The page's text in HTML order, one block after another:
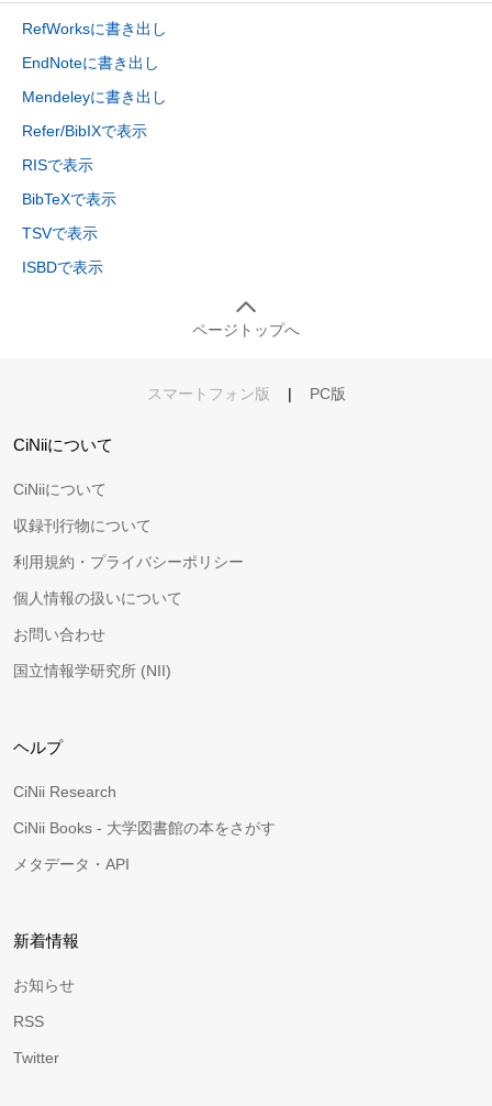
RefWorksに書き出し
EndNoteに書き出し
Mendeleyに書き出し
Refer/BibIXで表示
RISで表示
BibTeXで表示
TSVで表示
ISBDで表示
ページトップへ
スマートフォン版 | PC版
CiNiiについて
CiNiiについて
収録刊行物について
利用規約・プライバシーポリシー
個人情報の扱いについて
お問い合わせ
国立情報学研究所 (NII)
ヘルプ
CiNii Research
CiNii Books - 大学図書館の本をさがす
メタデータ・API
新着情報
お知らせ
RSS
Twitter